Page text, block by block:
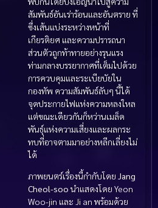
สัมพันธ์อันเร่าร้อนและอันตราย ที่
ซึ่งเส้นแบ่งระหว่างหน้าที่
เกียรติยศ และความปรารถนา
ส่วนตัวถูกท้าทายอย่างรุนแรง
ท่ามกลางบรรยากาศที่เต็มไปด้วย
การควบคุมและระเบียบัยใน
กองทัพ ความสัมพันธ์ลับๆ นี้ได้
จุดประกายไฟแห่งความหลงใหล
แต่ขณะเดียวกันก็หว่านเมล็ด
พันธุ์แห่งความเสี่ยงและผลกระ
ทบที่อาจตามมาอย่างหลีกเลี่ยงไม่
ได้
ภาพยนตร์เรื่องนี้กำกับโดย Jang
Cheol-soo นำแสดงโดย Yeon
Woo-jin และ Ji an พร้อมด้วย